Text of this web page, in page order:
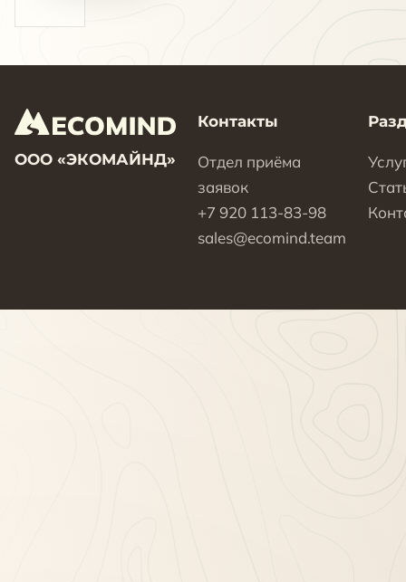
ООО «ЭКОМАЙНД»
Контакты
Отдел приёма
заявок
+7 920 113-83-98
sales@ecomind.team